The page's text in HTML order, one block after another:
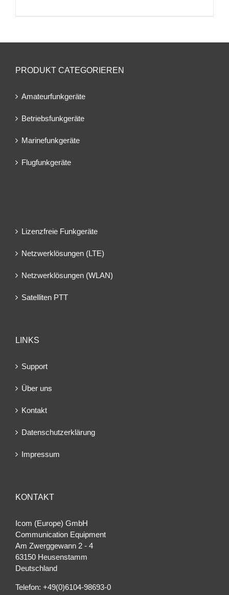
PRODUKT CATEGORIEREN
Amateurfunkgeräte
Betriebsfunkgeräte
Marinefunkgeräte
Flugfunkgeräte
Lizenzfreie Funkgeräte
Netzwerklösungen (LTE)
Netzwerklösungen (WLAN)
Satelliten PTT
LINKS
Support
Über uns
Kontakt
Datenschutzerklärung
Impressum
KONTAKT
Icom (Europe) GmbH
Communication Equipment
Am Zwerggewann 2 ‐ 4
63150 Heusenstamm
Deutschland
Telefon: +49(0)6104-98693-0